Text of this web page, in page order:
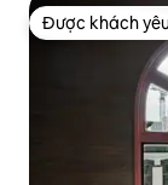
Được khách
Được khách